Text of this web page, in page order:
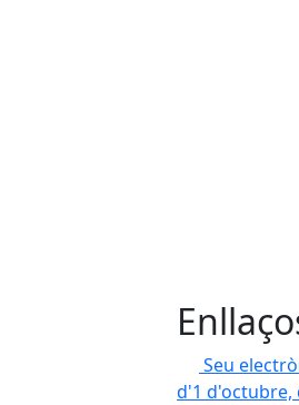
Seu
d'1 d'octubre,